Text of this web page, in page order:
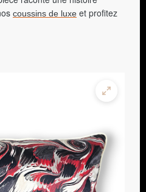
coussins de luxe et profitez